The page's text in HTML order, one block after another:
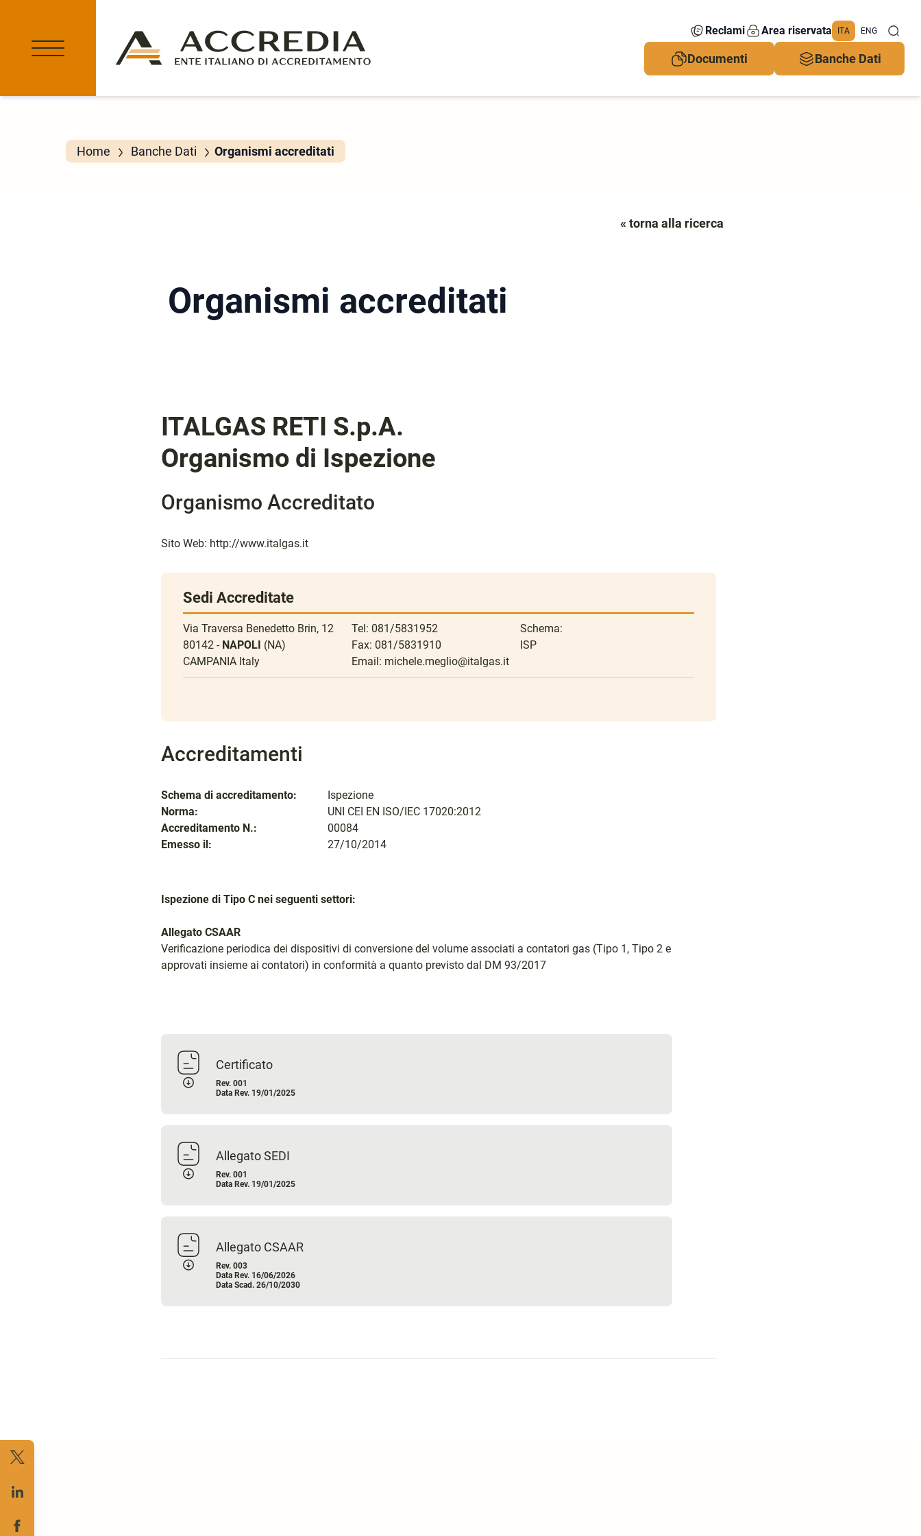
Reclami Area riservata ITA ENG
Documenti Banche Dati
Home Banche Dati Organismi accreditati
« torna alla ricerca
Organismi accreditati
ITALGAS RETI S.p.A.
Organismo di Ispezione
Organismo Accreditato
Sito Web: http://www.italgas.it
Sedi Accreditate
Via Traversa Benedetto Brin, 12
80142 - NAPOLI (NA)
CAMPANIA Italy
Tel: 081/5831952
Fax: 081/5831910
Email: michele.meglio@italgas.it
Schema:
ISP
Accreditamenti
Schema di accreditamento:
Ispezione
Norma:
UNI CEI EN ISO/IEC 17020:2012
Accreditamento N.:
00084
Emesso il:
27/10/2014
Ispezione di Tipo C nei seguenti settori:
Allegato CSAAR
Verificazione periodica dei dispositivi di conversione del volume associati a contatori gas (Tipo 1, Tipo 2 e
approvati insieme ai contatori) in conformità a quanto previsto dal DM 93/2017
Certificato
Rev. 001
Data Rev. 19/01/2025
Allegato SEDI
Rev. 001
Data Rev. 19/01/2025
Allegato CSAAR
Rev. 003
Data Rev. 16/06/2026
Data Scad. 26/10/2030